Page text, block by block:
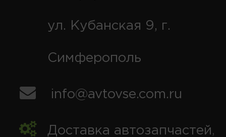
ул. Кубанская 9, г.
Симферополь
info@avtovse.com.ru
Доставка автозапчастей,